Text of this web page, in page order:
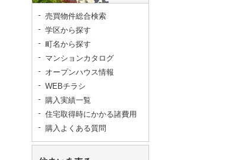
売買物件総合検索
学区から探す
町名から探す
マンションカタログ
オープンハウス情報
WEBチラシ
購入実績一覧
住宅取得時にかかる諸費用
購入よくある質問